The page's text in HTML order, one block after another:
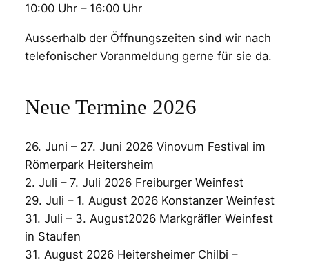
10:00 Uhr – 16:00 Uhr
Ausserhalb der Öffnungszeiten sind wir nach
telefonischer Voranmeldung gerne für sie da.
Neue Termine 2026
26. Juni – 27. Juni 2026 Vinovum Festival im
Römerpark Heitersheim
2. Juli – 7. Juli 2026 Freiburger Weinfest
29. Juli – 1. August 2026 Konstanzer Weinfest
31. Juli – 3. August2026 Markgräfler Weinfest
in Staufen
31. August 2026 Heitersheimer Chilbi –